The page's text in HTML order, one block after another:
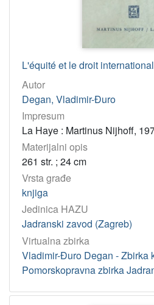
L'équité et le droit
Autor
Degan, Vladimir-Đuro
Impresum
La Haye : Martinus Nijhoff,
Materijalni opis
261 str. ; 24 cm
Vrsta građe
knjiga
Jedinica HAZU
Jadranski zavod (Zagreb)
Virtualna zbirka
Vladimir-Đuro Degan - Zbirka
Pomorskopravna zbirka